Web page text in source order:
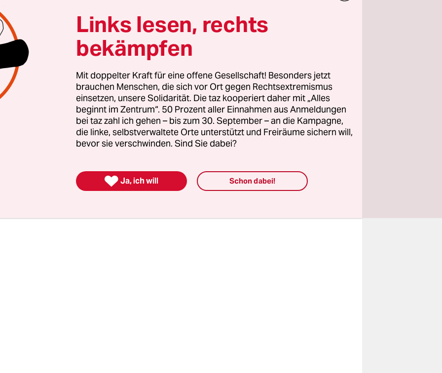
Paradox. Draußen ist es unter null,
es Glühwein, Cola, Süßes und erwartungsvolle
In der Ecke steht eine aus Tischen gebaute
Vereinzelt kommen Fahrer*innen, manche machen nur
und verschwinden wieder. Manche bleiben, man
es gibt in Bremen nur 70 Fah­re­r*in­nen des
Lieferando.
dieser ersten lokalen Betriebsratswahl war lang und das
ist geschafft: Sie findet statt. Der Betriebsrat Nord, in dem
zusammengelegt waren, hat ausgedient. Aus Sicht der
und näher an der Situation der Fah­re­r*in­nen zu sein.
Links lesen, rechts
bekämpfen
Mit doppelter Kraft für eine offene Gesellschaft! Besonders jetzt
brauchen Menschen, die sich vor Ort gegen Rechtsextremismus
einsetzen, unsere Solidarität. Die taz kooperiert daher mit „Alles
beginnt im Zentrum“. 50 Prozent aller Einnahmen aus Anmeldungen
bei taz zahl ich gehen – bis zum 30. September – an die Kampagne,
die linke, selbstverwaltete Orte unterstützt und Freiräume sichern will,
bevor sie verschwinden. Sind Sie dabei?
 Ja, ich will Schon dabei!